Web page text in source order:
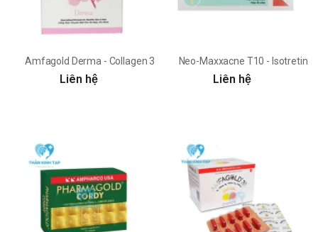
Amfagold Derma - Collagen 300mg Ampharco
Liên hệ
Neo-Maxxacne T10 -
Liên hệ